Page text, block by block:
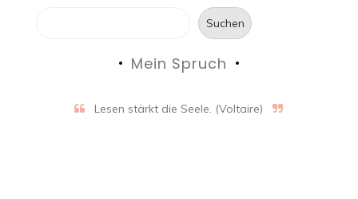
Suchen
Mein Spruch
Lesen stärkt die Seele. (Voltaire)